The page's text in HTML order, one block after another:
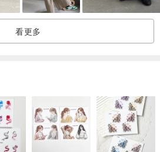
看更多